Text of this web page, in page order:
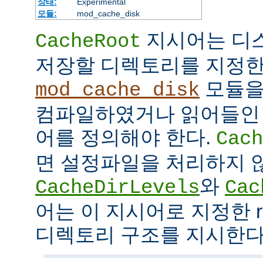
모듈:
mod_cache_disk
CacheRoot 지시어는 디
저장할 디렉토리를 지정
mod_cache_disk 모듈
컴파일하였거나 읽어들
어를 정의해야 한다.
면 설정파일을 처리하지
CacheDirLevels와
어는 이 지시어로 지정한
디렉토리 구조를 지시한